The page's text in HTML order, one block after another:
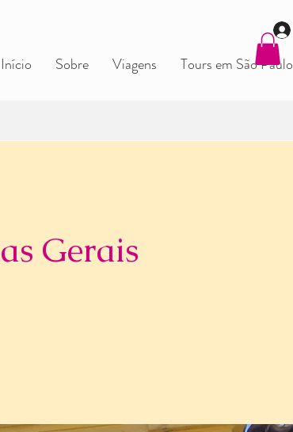
Início
Sobre Viagens Tours em São Paulo
Gerais